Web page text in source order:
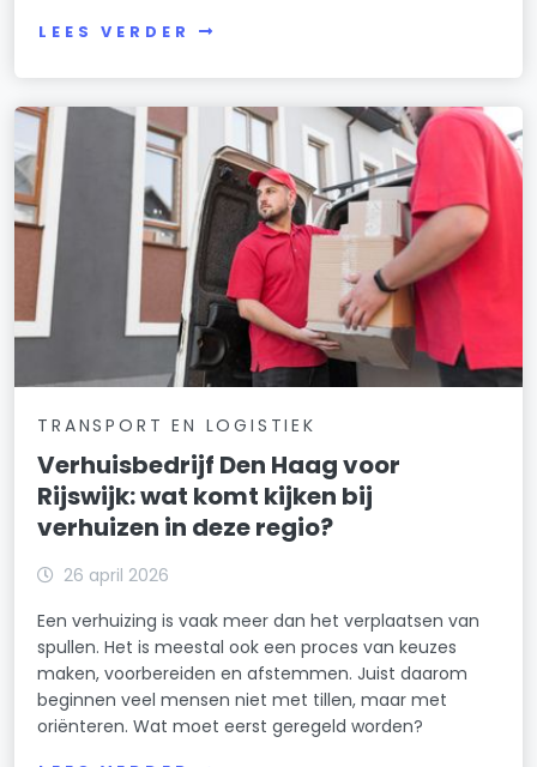
LEES VERDER
TRANSPORT EN LOGISTIEK
Verhuisbedrijf Den Haag voor
Rijswijk: wat komt kijken bij
verhuizen in deze regio?
26 april 2026
Een verhuizing is vaak meer dan het verplaatsen van
spullen. Het is meestal ook een proces van keuzes
maken, voorbereiden en afstemmen. Juist daarom
beginnen veel mensen niet met tillen, maar met
oriënteren. Wat moet eerst geregeld worden?